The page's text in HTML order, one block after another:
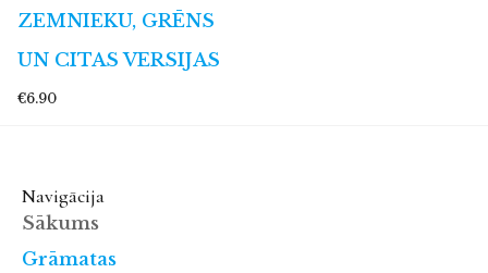
ZEMNIEKU, GRĒNS
UN CITAS VERSIJAS
€6.90
Navigācija
Sākums
Grāmatas